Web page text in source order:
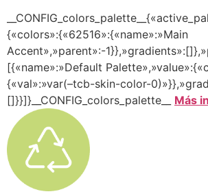
{«colors»:{«62516»:{«name»:»Main
Accent»,»parent»:-
[{«name»:»Default
{«val»:»var(–tcb-skin-color-
[]}}]}__CONFIG_colors_palette__ Más